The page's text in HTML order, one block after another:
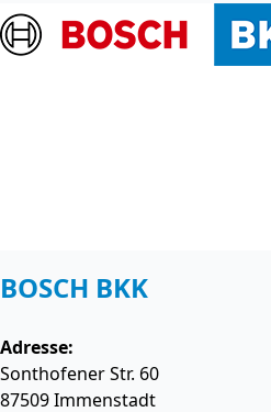
BOSCH BKK
Adresse:
Sonthofener Str. 60
87509Immenstadt